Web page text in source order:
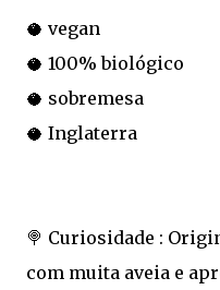
🥥 vegan
🥥 100% biológico
🥥 sobremesa
🥥 Inglaterra
🍭 Curiosidade :
com muita aveia e